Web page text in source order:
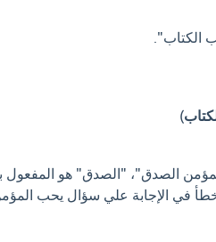
الكتاب".
)
الصدق"، "الصدق" هو المفعول
خطأ في الإجابة علي سؤال يحب